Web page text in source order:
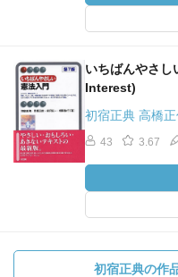
いちばんやさし
Interest)
初宿正典 高橋
43 3.67
初宿正典の作